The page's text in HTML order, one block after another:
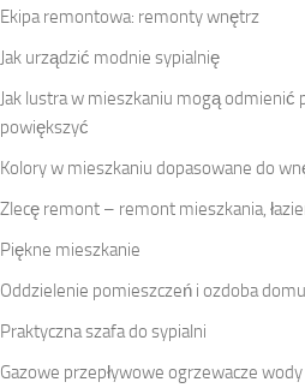
Ekipa remontowa: remonty wnętrz
Jak urządzić modnie sypialnię
Jak lustra w mieszkaniu mogą odmienić
powiększyć
Kolory w mieszkaniu dopasowane do
Zlecę remont – remont mieszkania,
Piękne mieszkanie
Oddzielenie pomieszczeń i ozdoba
Praktyczna szafa do sypialni
Gazowe przepływowe ogrzewacze